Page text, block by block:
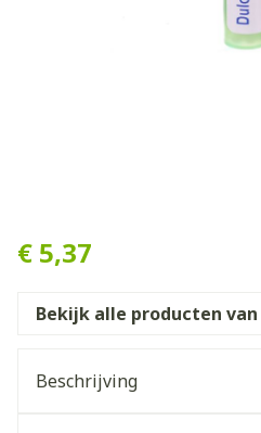
€ 5,37
Bekijk alle producten van
Beschrijving